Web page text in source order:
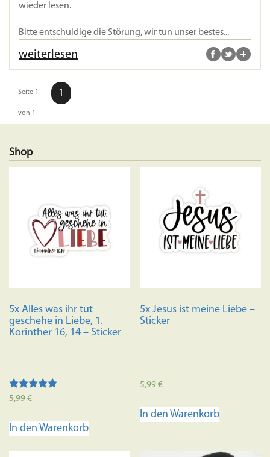
wieder lesen.
Bitte entschuldige die Störung, wir tun unser bestes...
weiterlesen
Seite 1
von 1
1
Shop
5x Alles was ihr tut
geschehe in Liebe, 1.
Korinther 16, 14 – Sticker
Bewertet mit
5,99€
In den Warenkorb
5x Jesus ist meine Liebe –
Sticker
5,99€
In den Warenkorb